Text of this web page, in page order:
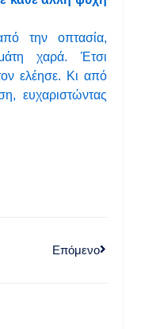
την οπτασία,
χαρά. Έτσι
ελέησε. Κι από
ευχαριστώντας
Επόμενο